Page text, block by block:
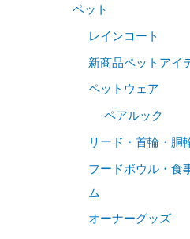
ペット
レインコート
新商品ペットアイ
ペットウェア
ペアルック
リード・首輪・胴
フードボウル・食
ム
オーナーグッズ